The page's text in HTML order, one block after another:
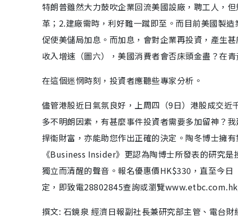
特朗普雖然大力鼓吹企業回流美國設廠，聘工人，
革；2.建廠需時，利好難一蹴即至。而目前美國製
促使美儲局加息。而加息，會對企業再投資，產生
收入增速（圖六），美國消費者會否床頭金盡？在
在這個迷惘時刻，投資者應聽些專家分析。
儘管港股近日氣氛良好，上周四（9日）港股成交
多不明朗因素，有甚麼事件投資者需要多加留神？
捍衞財富，亦能助您作出正確的決定。陶冬博士擁
《Business Insider》更認為陶博士所發表的研究
獨立而清醒的聲音。報名優惠價HK$330，直至今
定，即致電28802845查詢或瀏覽
撰文: 石鏡泉 經濟日報副社長兼研究部主管、電台財